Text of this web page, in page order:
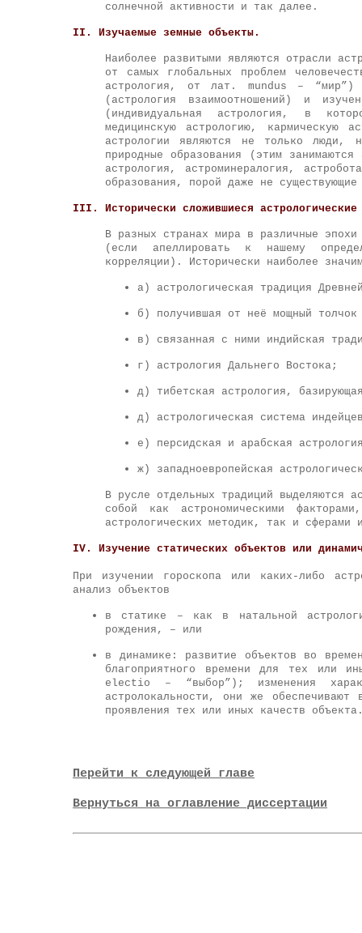
солнечной активности и так далее.
II. Изучаемые земные объекты.
Наиболее развитыми являются отрасли
от самых глобальных проблем
астрология, от лат. mundus – “мир”)
(астрология взаимоотношений) и
(индивидуальная астрология, в
медицинскую астрологию, кармическую
астрологии являются не только
природные образования (этим занимаются
астрология, астроминералогия,
образования, порой даже не
III. Исторически сложившиеся
В разных странах мира в различные
(если апеллировать к нашему
корреляции). Исторически наиболее
а) астрологическая традиция
б) получившая от неё мощный толчок
в) связанная с ними индийская
г) астрология Дальнего Востока;
д) тибетская астрология,
д) астрологическая система
е) персидская и арабская
ж) западноевропейская
В русле отдельных традиций выделяются
собой как астрономическими
астрологических методик, так и сферами
IV. Изучение статических объектов или
При изучении гороскопа или каких-либо
анализ объектов
в статике – как в натальной
рождения, – или
в динамике: развитие объектов во
благоприятного времени для тех или
electio – “выбор”); изменения
астролокальности, они же
проявления тех или иных качеств
Перейти к следующей главе
Вернуться на оглавление диссертации